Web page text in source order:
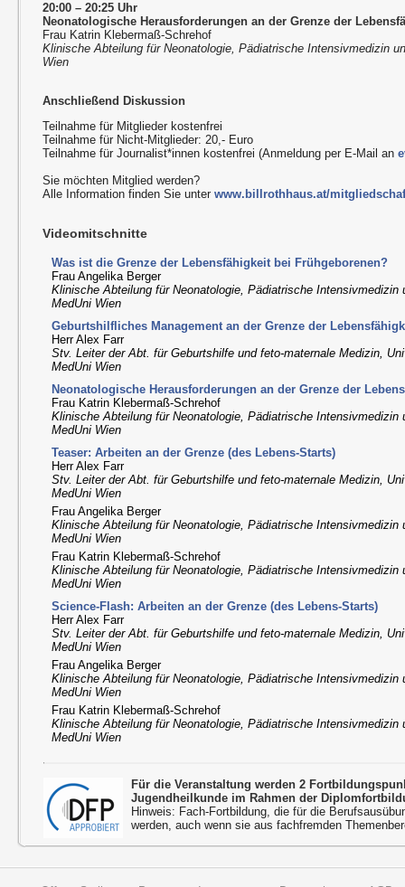
20:00 – 20:25 Uhr
Neonatologische Herausforderungen an der Grenze der
Frau Katrin Klebermaß-Schrehof
Klinische Abteilung für Neonatologie, Pädiatrische Intensivmedizin
Wien
Anschließend Diskussion
Teilnahme für Mitglieder kostenfrei
Teilnahme für Nicht-Mitglieder: 20,- Euro
Teilnahme für Journalist*innen kostenfrei (Anmeldung per E-Mail an
Sie möchten Mitglied werden?
Alle Information finden Sie unterwww.billrothhaus.at/
Videomitschnitte
Was ist die Grenze der Lebensfähigkeit bei Frühgeborenen?
Frau Angelika Berger
Klinische Abteilung für Neonatologie, Pädiatrische Intensivmedizin
MedUni Wien
Geburtshilfliches Management an der Grenze der
Herr Alex Farr
Stv. Leiter der Abt. für Geburtshilfe und feto-maternale Medizin,
MedUni Wien
Neonatologische Herausforderungen an der Grenze der
Frau Katrin Klebermaß-Schrehof
Klinische Abteilung für Neonatologie, Pädiatrische Intensivmedizin
MedUni Wien
Teaser: Arbeiten an der Grenze (des Lebens-Starts)
Herr Alex Farr
Stv. Leiter der Abt. für Geburtshilfe und feto-maternale Medizin,
MedUni Wien
Frau Angelika Berger
Klinische Abteilung für Neonatologie, Pädiatrische Intensivmedizin
MedUni Wien
Frau Katrin Klebermaß-Schrehof
Klinische Abteilung für Neonatologie, Pädiatrische Intensivmedizin
MedUni Wien
Science-Flash: Arbeiten an der Grenze (des Lebens-Starts)
Herr Alex Farr
Stv. Leiter der Abt. für Geburtshilfe und feto-maternale Medizin,
MedUni Wien
Frau Angelika Berger
Klinische Abteilung für Neonatologie, Pädiatrische Intensivmedizin
MedUni Wien
Frau Katrin Klebermaß-Schrehof
Klinische Abteilung für Neonatologie, Pädiatrische Intensivmedizin
MedUni Wien
Für die Veranstaltung werden 2
Jugendheilkunde im Rahmen der
Hinweis: Fach-Fortbildung, die für die
werden, auch wenn sie aus fachfremden